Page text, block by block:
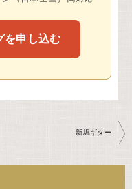
を申し込む
新堀ギター